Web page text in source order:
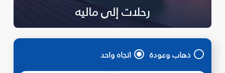
رحلات إلى ماليه
ذهاب وعودة اتجاه واحد